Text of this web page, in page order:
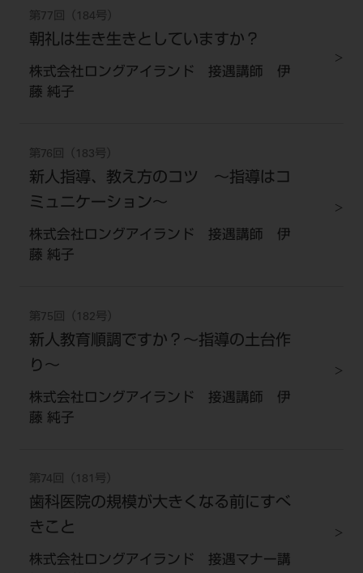
第77回（184号）
朝礼は生き生きとしていますか？
株式会社ロングアイランド 接遇講師 伊
藤 純子
第76回（183号）
新人指導、教え方のコツ 〜指導はコ
ミュニケーション〜
株式会社ロングアイランド 接遇講師 伊
藤 純子
第75回（182号）
新人教育順調ですか？〜指導の土台作
り〜
株式会社ロングアイランド 接遇講師 伊
藤 純子
第74回（181号）
歯科医院の規模が大きくなる前にすべ
きこと
株式会社ロングアイランド 接遇マナー講